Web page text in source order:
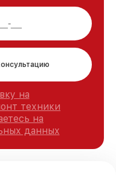
на
техники
на
данных